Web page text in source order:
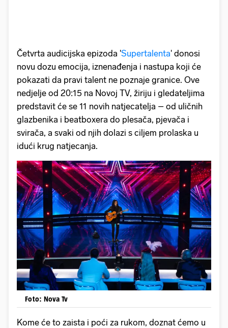
Četvrta audicijska epizoda 'Supertalenta' donosi
novu dozu emocija, iznenađenja i nastupa koji će
pokazati da pravi talent ne poznaje granice. Ove
nedjelje od 20:15 na Novoj TV, žiriju i gledateljima
predstavit će se 11 novih natjecatelja – od uličnih
glazbenika i beatboxera do plesača, pjevača i
svirača, a svaki od njih dolazi s ciljem prolaska u
idući krug natjecanja.
Foto: Nova Tv
Kome će to zaista i poći za rukom, doznat ćemo u